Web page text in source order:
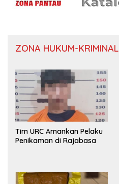
ZONA HUKUM-KRIMINAL
Tim URC Amankan Pelaku
Penikaman di Rajabasa